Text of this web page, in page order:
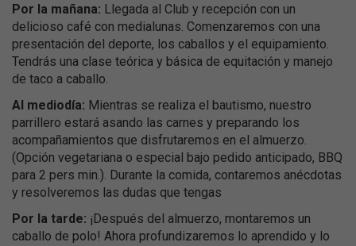
Por la mañana: Llegada al Club y recepción con un
delicioso café con medialunas. Comenzaremos con una
presentación del deporte, los caballos y el equipamiento.
Tendrás una clase teórica y básica de equitación y manejo
de taco a caballo.
Al mediodía: Mientras se realiza el bautismo, nuestro
parrillero estará asando las carnes y preparando los
acompañamientos que disfrutaremos en el almuerzo.
(Opción vegetariana o especial bajo pedido anticipado, BBQ
para 2 pers min.). Durante la comida, contaremos anécdotas
y resolveremos las dudas que tengas
Por la tarde: ¡Después del almuerzo, montaremos un
caballo de polo! Ahora profundizaremos lo aprendido y lo